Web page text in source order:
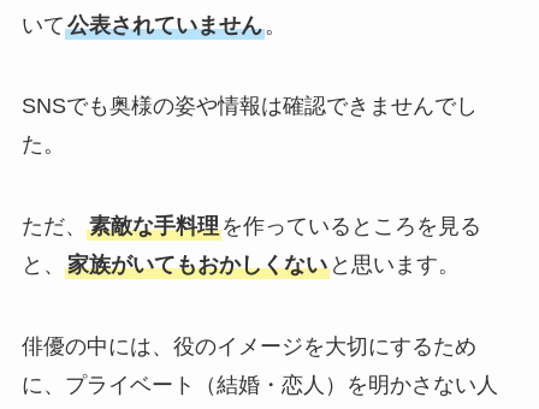
いて公表されていません。
SNSでも奥様の姿や情報は確認できませんでし
た。
ただ、 素敵な手料理を作っているところを見る
と、 家族がいてもおかしくないと思います。
俳優の中には、役のイメージを大切にするため
に、プライベート（結婚・恋人）を明かさない人